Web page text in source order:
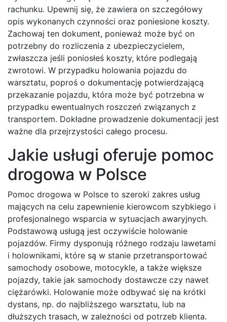
rachunku. Upewnij się, że zawiera on szczegółowy
opis wykonanych czynności oraz poniesione koszty.
Zachowaj ten dokument, ponieważ może być on
potrzebny do rozliczenia z ubezpieczycielem,
zwłaszcza jeśli poniosłeś koszty, które podlegają
zwrotowi. W przypadku holowania pojazdu do
warsztatu, poproś o dokumentację potwierdzającą
przekazanie pojazdu, która może być potrzebna w
przypadku ewentualnych roszczeń związanych z
transportem. Dokładne prowadzenie dokumentacji jest
ważne dla przejrzystości całego procesu.
Jakie usługi oferuje pomoc
drogowa w Polsce
Pomoc drogowa w Polsce to szeroki zakres usług
mających na celu zapewnienie kierowcom szybkiego i
profesjonalnego wsparcia w sytuacjach awaryjnych.
Podstawową usługą jest oczywiście holowanie
pojazdów. Firmy dysponują różnego rodzaju lawetami
i holownikami, które są w stanie przetransportować
samochody osobowe, motocykle, a także większe
pojazdy, takie jak samochody dostawcze czy nawet
ciężarówki. Holowanie może odbywać się na krótki
dystans, np. do najbliższego warsztatu, lub na
dłuższych trasach, w zależności od potrzeb klienta.